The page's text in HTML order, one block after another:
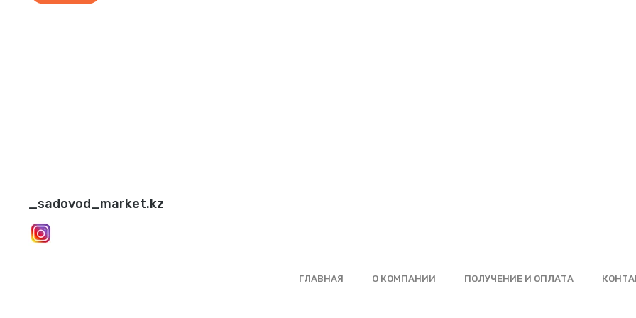
_sadovod_market.kz
ГЛАВНАЯ О КОМПАНИИ ПОЛУЧЕНИЕ И ОПЛАТА